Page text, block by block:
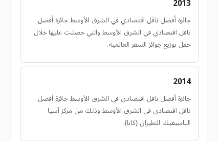
2013
جائزة أفضل ناقل اقتصادي في الشرق الأوسط جائزة أفضل
ناقل اقتصادي في الشرق الأوسط والتي حصلت عليها خلال
حفل توزيع جوائز السفر العالمية.
2014
جائزة أفضل ناقل اقتصادي في الشرق الأوسط جائزة أفضل
ناقل اقتصادي في الشرق الأوسط وذلك من مركز آسيا
الباسيفيك للطيران (كابا).